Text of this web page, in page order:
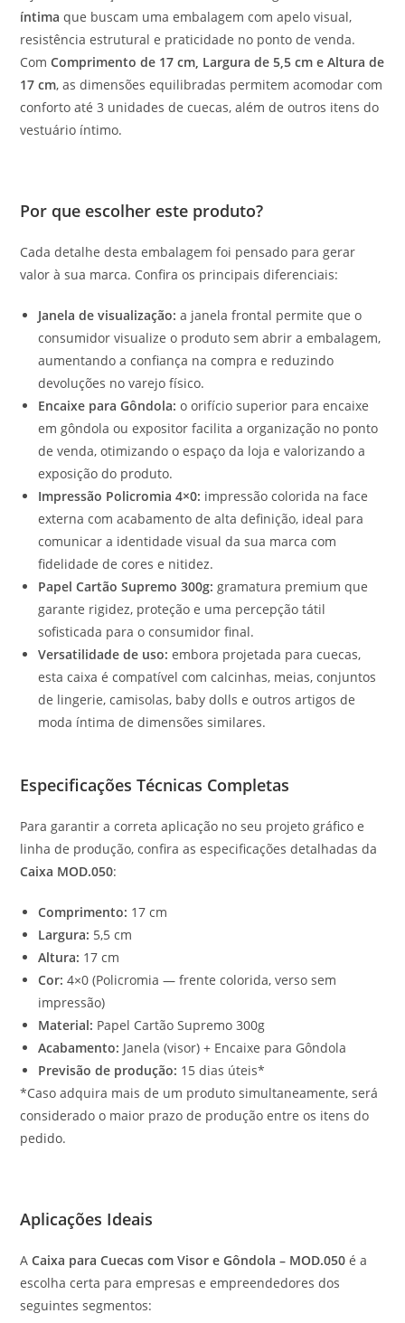
íntima que buscam uma embalagem com apelo visual,
resistência estrutural e praticidade no ponto de venda.
ComComprimento de 17 cm, Largura de 5,5 cm e Altura de
17 cm, as dimensões equilibradas permitem acomodar com
conforto até 3 unidades de cuecas, além de outros itens do
vestuário íntimo.
Por que escolher este produto?
Cada detalhe desta embalagem foi pensado para gerar
valor à sua marca. Confira os principais diferenciais:
Janela de visualização: a janela frontal permite que o
consumidor visualize o produto sem abrir a embalagem,
aumentando a confiança na compra e reduzindo
devoluções no varejo físico.
Encaixe para Gôndola: o orifício superior para encaixe
em gôndola ou expositor facilita a organização no ponto
de venda, otimizando o espaço da loja e valorizando a
exposição do produto.
Impressão Policromia 4×0: impressão colorida na face
externa com acabamento de alta definição, ideal para
comunicar a identidade visual da sua marca com
fidelidade de cores e nitidez.
Papel Cartão Supremo 300g: gramatura premium que
garante rigidez, proteção e uma percepção tátil
sofisticada para o consumidor final.
Versatilidade de uso: embora projetada para cuecas,
esta caixa é compatível com calcinhas, meias, conjuntos
de lingerie, camisolas, baby dolls e outros artigos de
moda íntima de dimensões similares.
Especificações Técnicas Completas
Para garantir a correta aplicação no seu projeto gráfico e
linha de produção, confira as especificações detalhadas da
Caixa MOD.050:
Comprimento: 17 cm
Largura: 5,5 cm
Altura: 17 cm
Cor: 4×0 (Policromia — frente colorida, verso sem
impressão)
Material: Papel Cartão Supremo 300g
Acabamento: Janela (visor) + Encaixe para Gôndola
Previsão de produção: 15 dias úteis*
*Caso adquira mais de um produto simultaneamente, será
considerado o maior prazo de produção entre os itens do
pedido.
Aplicações Ideais
ACaixa para Cuecas com Visor e Gôndola – MOD.050 é a
escolha certa para empresas e empreendedores dos
seguintes segmentos: